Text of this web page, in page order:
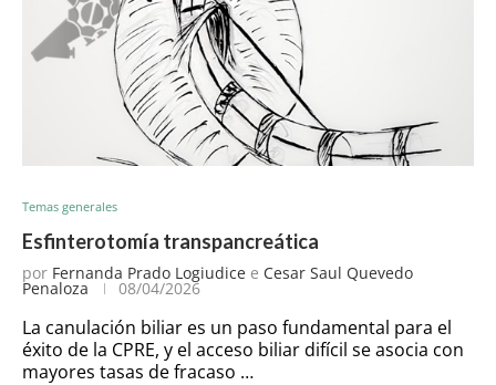
Temas generales
Esfinterotomía transpancreática
por Fernanda Prado Logiudice e Cesar Saul Quevedo
Penaloza 08/04/2026
La canulación biliar es un paso fundamental para el
éxito de la CPRE, y el acceso biliar difícil se asocia con
mayores tasas de fracaso …